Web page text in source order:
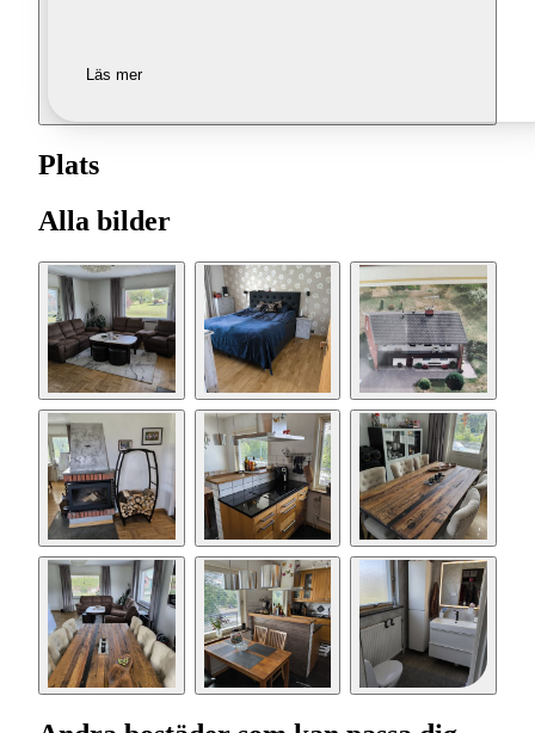
Läs mer
Plats
Alla bilder